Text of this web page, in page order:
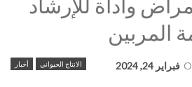
المربين
الانتاج الحيواني أخبار فبراير 24, 2024